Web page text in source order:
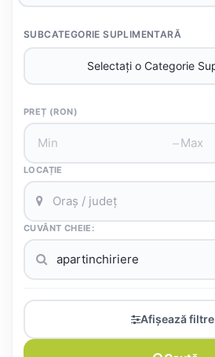
SUBCATEGORIE SUPLIMENTARĂ
PREȚ (RON)
–
LOCAȚIE
CUVÂNT CHEIE:
Afișează filtre